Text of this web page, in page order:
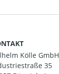
Kölle GmbH
35